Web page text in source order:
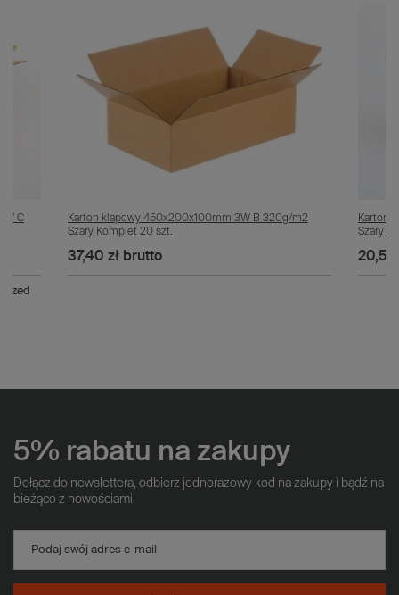
C
Karton klapowy 450x200x100mm 3W B 320g/m2
Szary Komplet 20 szt.
37,40 złbrutto
Karton
Szary
20,50
5% rabatu na zakupy
Dołącz do newslettera, odbierz jednorazowy kod na zakupy i bądź na
bieżąco z nowościami
Podaj swój adres e-mail